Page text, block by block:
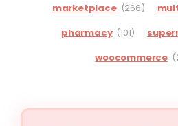
marketplace (266)
pharmacy (101)
woocommerce